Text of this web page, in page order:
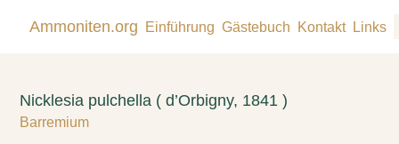
Ammoniten.org Einführung Gästebuch Kontakt Links
Nicklesia pulchella ( d’Orbigny, 1841 )
Barremium